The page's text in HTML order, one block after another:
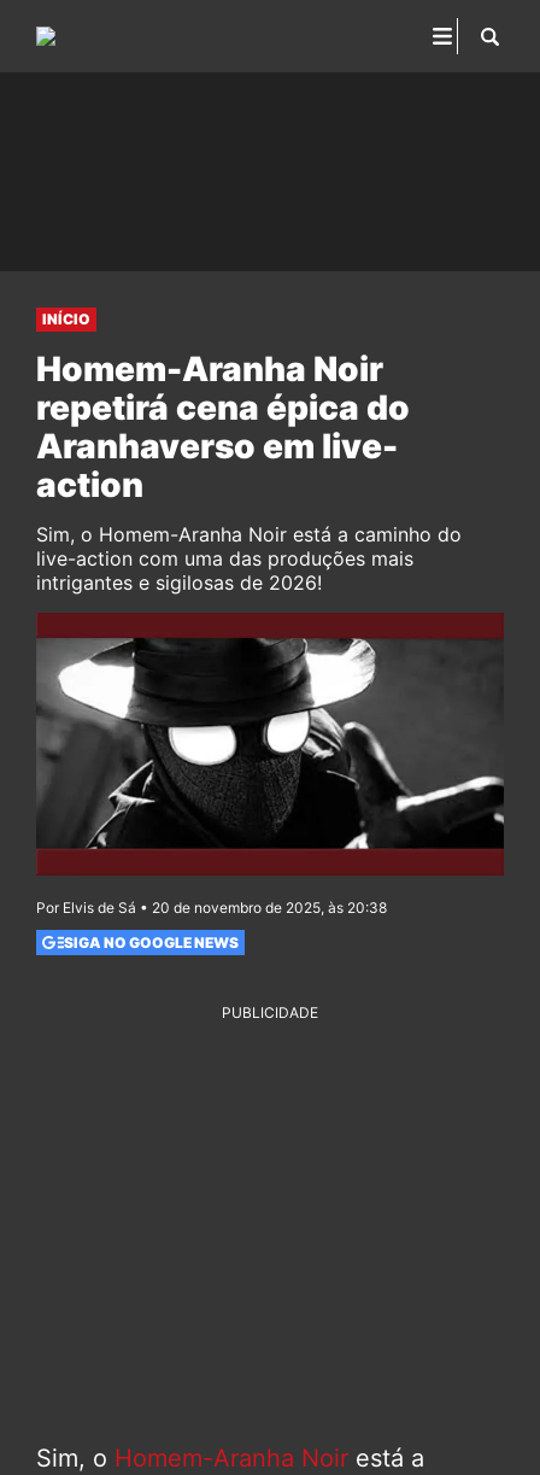
INÍCIO
Homem-Aranha Noir
repetirá cena épica do
Aranhaverso em live-
action
Sim, o Homem-Aranha Noir está a caminho do
live-action com uma das produções mais
intrigantes e sigilosas de 2026!
Por Elvis de Sá • 20 de novembro de 2025, às 20:38
SIGA NO GOOGLE NEWS
PUBLICIDADE
Sim, o Homem-Aranha Noir está a